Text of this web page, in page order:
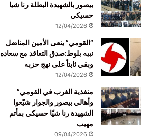
بيصور بالشهيدة البطلة رنا شيا
حسيكي
12/04/2026
“القومي” ينعى الأمين المناضل
نبيه بلوط:صدق التعاقد مع سعاده
وبقي ثابتاً على نهج حزبه
12/04/2026
منفذية الغرب في القومي”
وأهالي بيصور والجوار شيّعوا
الشهيدة رنا شيّا حسيكي بمأتم
مهيب
09/04/2026